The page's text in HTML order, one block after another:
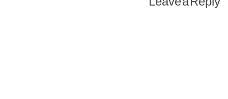
Leave a Reply